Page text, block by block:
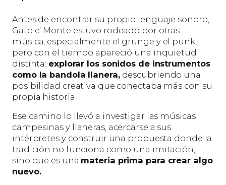
Antes de encontrar su propio lenguaje sonoro,
Gato e’ Monte estuvo rodeado por otras
música, especialmente el grunge y el punk,
pero con el tiempo apareció una inquietud
distinta: explorar los sonidos de instrumentos
como la bandola llanera,descubriendo una
posibilidad creativa que conectaba más con su
propia historia.
Ese camino lo llevó a investigar las músicas
campesinas y llaneras, acercarse a sus
intérpretes y construir una propuesta donde la
tradición no funciona como una imitación,
sino que es una materia prima para crear algo
nuevo.